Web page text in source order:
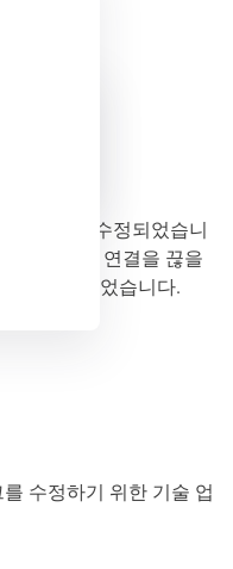
련 버그가 수정되었습니
즉시 VPN 연결을 끊을
가 향상되었습니다.
수정하기 위한 기술 업